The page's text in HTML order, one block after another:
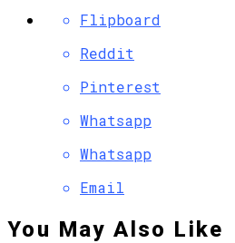
Flipboard
Reddit
Pinterest
Whatsapp
Whatsapp
Email
You May Also Like